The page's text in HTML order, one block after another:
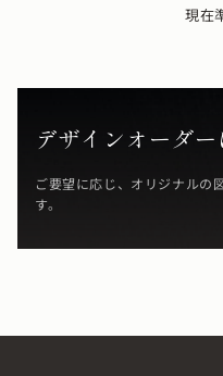
現在
デザインオーダー
ご要望に応じ、オリジナルの
す。